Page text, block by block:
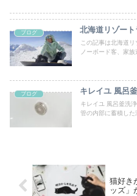
ブログ 北海道リゾー
この記事は北海道
ノーボード客、家
ブログ キレイユ 風呂
キレイユ 風呂釜洗
管の内部に蓄積した
猫好き
ッズ」